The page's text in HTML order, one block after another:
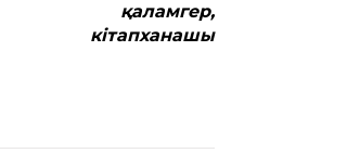
қаламгер,
кітапханашы